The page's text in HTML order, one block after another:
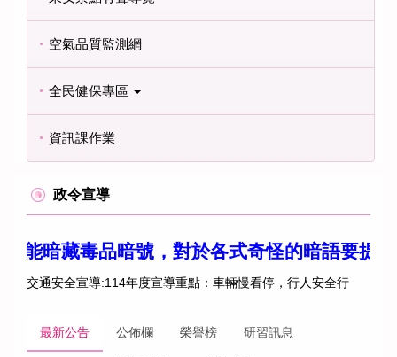
空氣品質監測網
全民健保專區
資訊課作業
政令宣導
可能暗藏毒品暗號，對於各式奇怪的暗語要
交通安全宣導:114年度宣導重點：車輛慢看停，行人安全行
最新公告 公佈欄 榮譽榜 研習訊息